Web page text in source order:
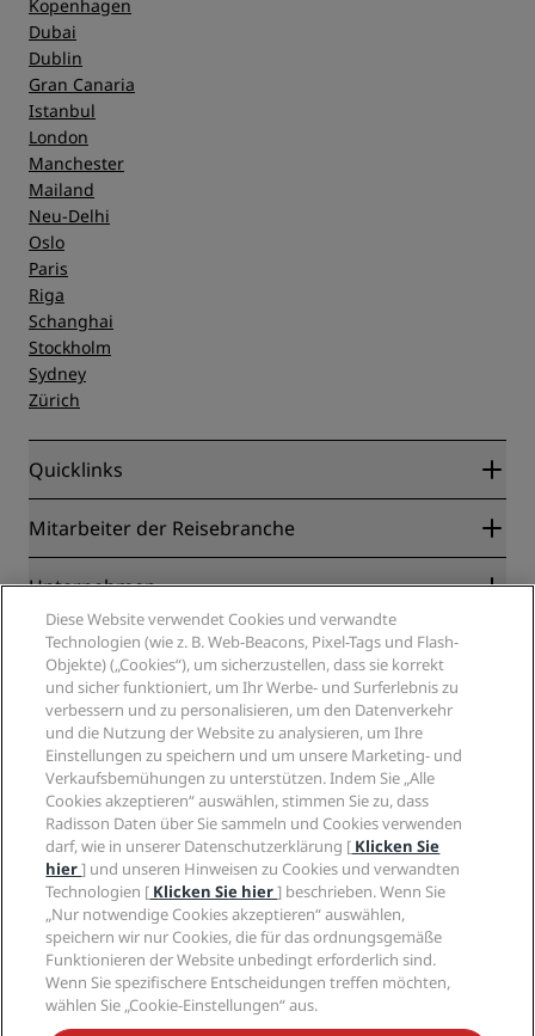
Kopenhagen
Dubai
Dublin
Gran Canaria
Istanbul
London
Manchester
Mailand
Neu-Delhi
Oslo
Paris
Riga
Schanghai
Stockholm
Sydney
Zürich
Quicklinks
Radisson Rewards
Blog
Neue und aufstrebende Hotels
Radisson Hotels APP
„Sports Approved“-Hotels
Familienfreundliche Hotels
Gesundheit & Sicherheit
Mitarbeiter der Reisebranche
Partner
Reisebüros
Unternehmen
Radisson Hotel Group
Medien
Karriere RHG
Karriere PPHE
Karrieren EHL
The Club by RHG
Entwicklungsmöglichkeiten
Responsible Business – Unser Engagement
Einkauf
Rechtliches
Privacy Centre
Rechtliche Hinweise
Radisson Rewards Geschäftsbedingungen
Website-Nutzungsvereinbarung
Digitale Barrierefreiheit
Moderne Sklaverei – Erklärung
Hilfe
Verbrauchermeldungen
Kontakt
FAQ
Inhaltsübersicht
Soziale Medien
Marken von Radisson Hotels
VERPASSEN SIE NIEMALS UNSERE BELIEBTESTEN
Diese Website verwendet Cookies und verwandte
Technologien (wie z. B. Web-Beacons, Pixel-Tags und Flash-
Objekte) („Cookies“), um sicherzustellen, dass sie korrekt
und sicher funktioniert, um Ihr Werbe- und Surferlebnis zu
verbessern und zu personalisieren, um den Datenverkehr
und die Nutzung der Website zu analysieren, um Ihre
Einstellungen zu speichern und um unsere Marketing- und
Verkaufsbemühungen zu unterstützen. Indem Sie „Alle
Cookies akzeptieren“ auswählen, stimmen Sie zu, dass
Radisson Daten über Sie sammeln und Cookies verwenden
darf, wie in unserer Datenschutzerklärung [ Klicken Sie
hier] und unseren Hinweisen zu Cookies und verwandten
Technologien [ Klicken Sie hier] beschrieben. Wenn Sie
„Nur notwendige Cookies akzeptieren“ auswählen,
speichern wir nur Cookies, die für das ordnungsgemäße
Funktionieren der Website unbedingt erforderlich sind.
Wenn Sie spezifischere Entscheidungen treffen möchten,
wählen Sie „Cookie-Einstellungen“ aus.